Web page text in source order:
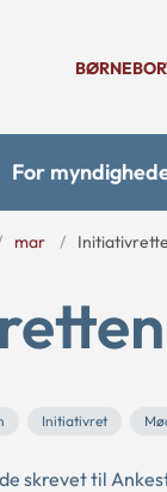
For
mar
Initiativret
skrevet til